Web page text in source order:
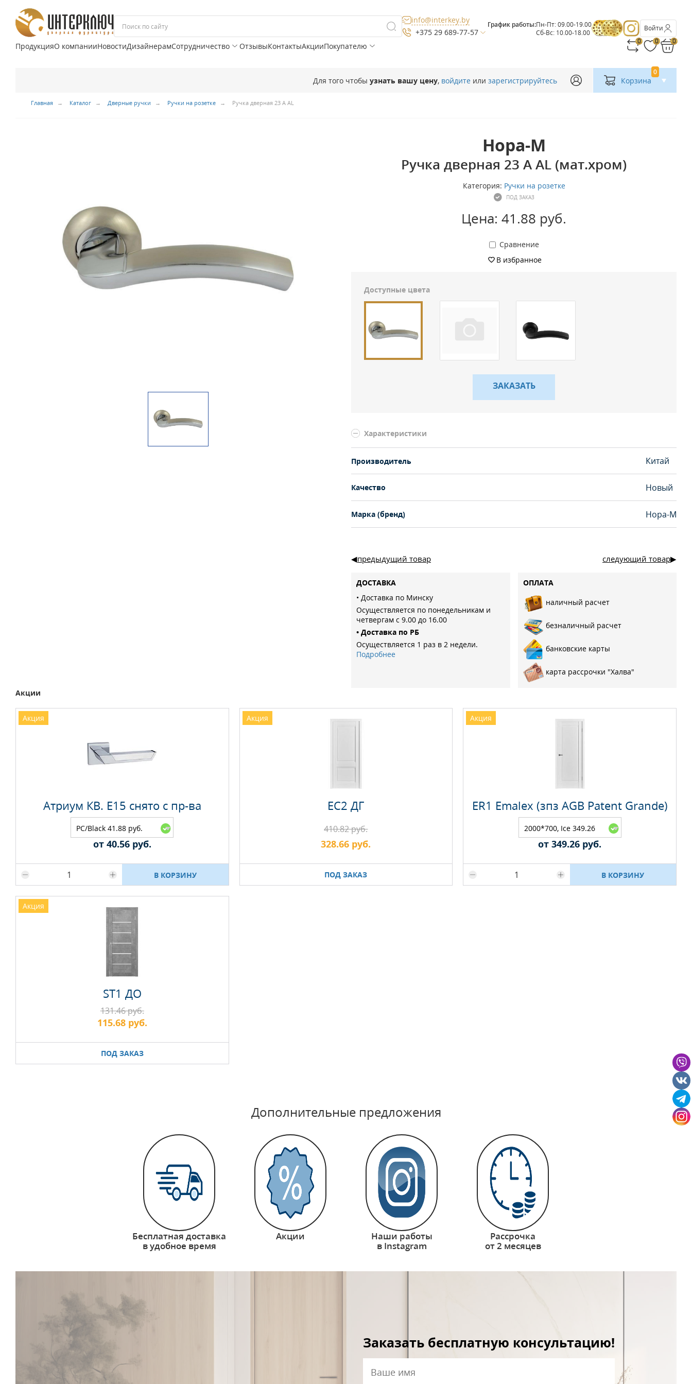
Войти
info@interkey.by
+375 29 689-77-57
График работы:Пн-Пт: 09.00-19.00
Сб-Вс: 10.00-18.00
ПродукцияО компанииНовостиДизайнерамСотрудничество ОтзывыКонтактыАкцииПокупателю 0 0 0
Для того чтобы узнать вашу цену, войдите или зарегистрируйтесь Корзина
0
Главная Каталог Дверные ручки Ручки на розетке Ручка дверная 23 A AL
Нора-М
Ручка дверная 23 A AL (мат.хром)
Категория: Ручки на розетке
ПОД ЗАКАЗ
Цена: 41.88 руб.
Сравнение
В избранное
Доступные цвета
ЗАКАЗАТЬ
Характеристики
Производитель Китай
Качество Новый
Марка (бренд) Нора-М
предыдущий товар следующий товар
ДОСТАВКА
• Доставка по Минску
Осуществляется по понедельникам и
четвергам с 9.00 до 16.00
• Доставка по РБ
Осуществляется 1 раз в 2 недели.
Подробнее
ОПЛАТА
наличный расчет
безналичный расчет
банковские карты
карта рассрочки "Халва"
Акции
Акция
Атриум КВ. E15 снято с пр-ва
PC/Black 41.88 руб.
В КОРЗИНУ
от 40.56 руб.
Акция
EC2 ДГ
ПОД ЗАКАЗ
410.82 руб.
328.66 руб.
Акция
ER1 Emalex (зпз AGB Patent Grande)
2000*700, Ice 349.26
В КОРЗИНУ
от 349.26 руб.
Акция
ST1 ДО
ПОД ЗАКАЗ
131.46 руб.
115.68 руб.
Дополнительные предложения
Бесплатная доставка
в удобное время
Акции
Наши работы
в Instagram
Рассрочка
от 2 месяцев
Заказать бесплатную консультацию!